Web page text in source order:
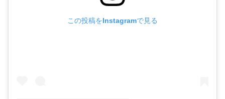
この投稿をInstagramで見る